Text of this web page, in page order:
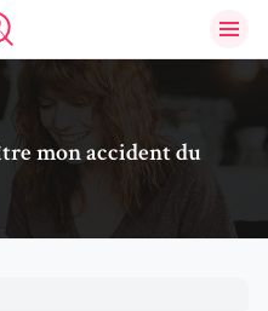
un avocat
mon accident du